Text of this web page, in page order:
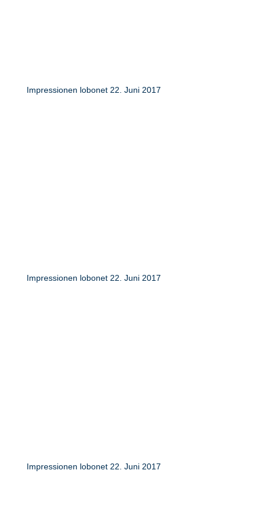
Impressionen lobonet 22. Juni 2017
Impressionen lobonet 22. Juni 2017
Impressionen lobonet 22. Juni 2017